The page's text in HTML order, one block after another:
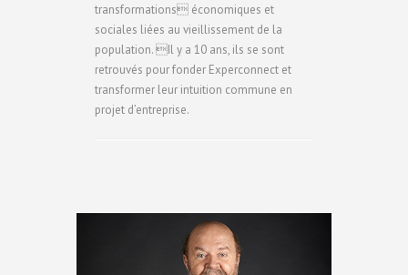
transformations économiques et
sociales liées au vieillissement de la
population. Il y a 10 ans, ils se sont
retrouvés pour fonder Experconnect et
transformer leur intuition commune en
projet d’entreprise.